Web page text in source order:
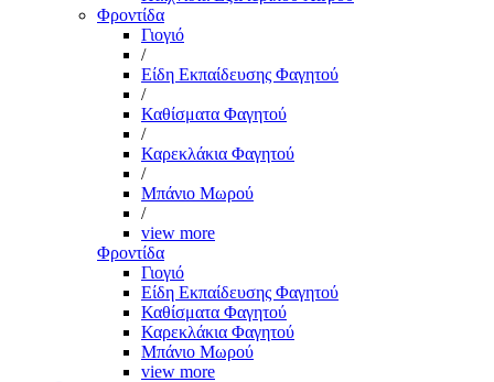
Φροντίδα
Γιογιό
/
Είδη Εκπαίδευσης Φαγητού
/
Καθίσματα Φαγητού
/
Καρεκλάκια Φαγητού
/
Μπάνιο Μωρού
/
view more
Φροντίδα
Γιογιό
Είδη Εκπαίδευσης Φαγητού
Καθίσματα Φαγητού
Καρεκλάκια Φαγητού
Μπάνιο Μωρού
view more